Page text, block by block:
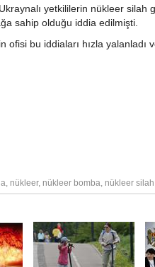
yetkililerin nükleer silah
sahip olduğu iddia edilmişti.
ofisi bu iddiaları hızla yalanladı
, nükleer, nükleer bomba, nükleer silah